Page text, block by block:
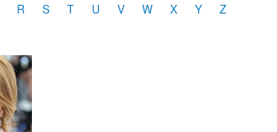
R S T U V W X Y Z